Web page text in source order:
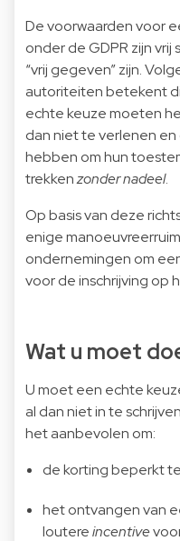
De voorwaarden voor
onder de GDPR zijn
“vrij gegeven” zijn.
autoriteiten betekent
echte keuze moeten
dan niet te verlenen
hebben om hun
trekkenzondernadeel.
Op basis van deze
enige
ondernemingen om
voor de inschrijving op
Wat u moet
U moet een echte
al dan niet in te
het aanbevolen om:
de korting beperkt
het ontvangen van
loutereincentive